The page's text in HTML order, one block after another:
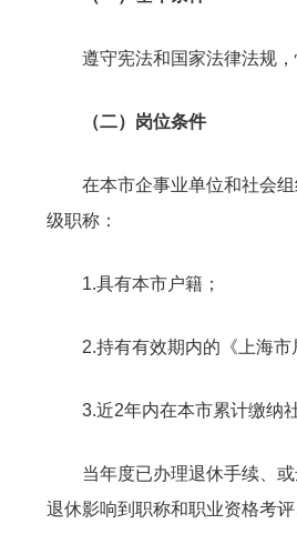
遵守宪法和国家法律法规，
（二）岗位条件
在本市企事业单位和社会组
级职称：
1.具有本市户籍；
2.持有有效期内的《上海市
3.近2年内在本市累计缴纳社
当年度已办理退休手续、或
退休影响到职称和职业资格考